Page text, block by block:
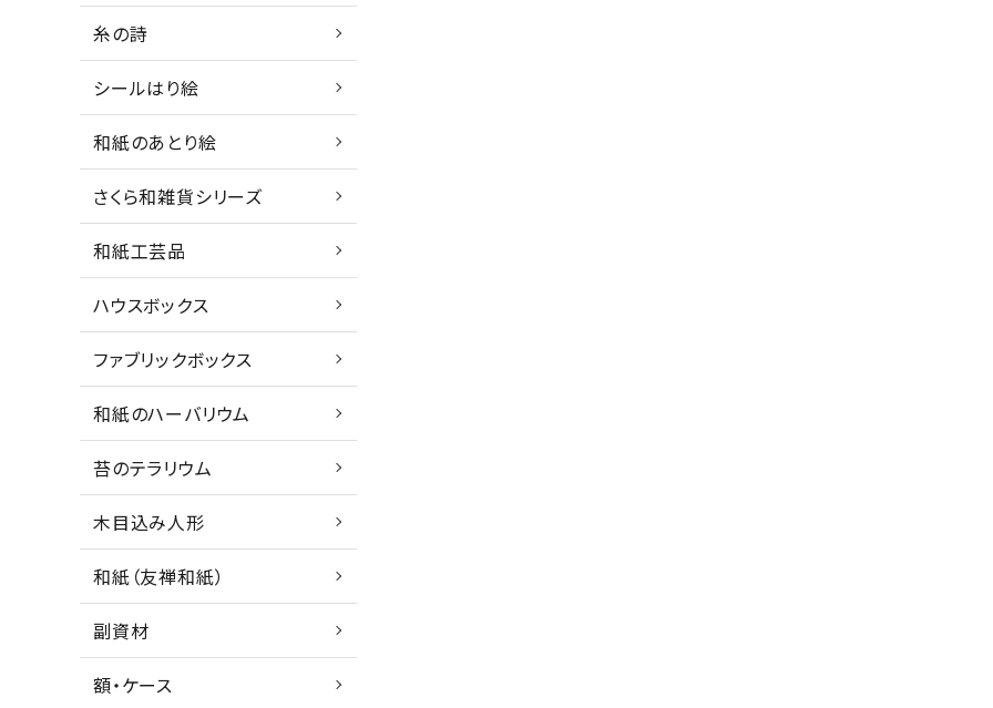
糸の詩
シールはり絵
和紙のあとり絵
さくら和雑貨シリーズ
和紙工芸品
ハウスボックス
ファブリックボックス
和紙のハーバリウム
苔のテラリウム
木目込み人形
和紙（友禅和紙）
副資材
額・ケース